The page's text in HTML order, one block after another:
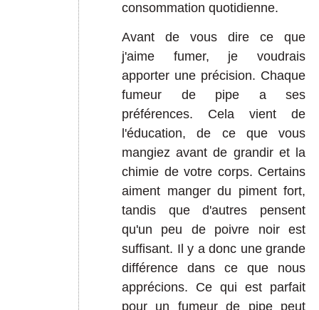
consommation quotidienne.
Avant de vous dire ce que
j'aime fumer, je voudrais
apporter une précision. Chaque
fumeur de pipe a ses
préférences. Cela vient de
l'éducation, de ce que vous
mangiez avant de grandir et la
chimie de votre corps. Certains
aiment manger du piment fort,
tandis que d'autres pensent
qu'un peu de poivre noir est
suffisant. Il y a donc une grande
différence dans ce que nous
apprécions. Ce qui est parfait
pour un fumeur de pipe peut